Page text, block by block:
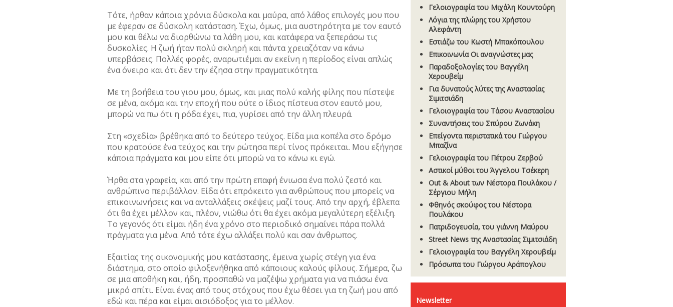
Τότε, ήρθαν κάποια χρόνια δύσκολα και μαύρα, από λάθος επιλογές μου που
με έφεραν σε δύσκολη κατάσταση. Έχω, όμως, μια αυστηρότητα με τον εαυτό
μου και θέλω να διορθώνω τα λάθη μου, και κατάφερα να ξεπεράσω τις
δυσκολίες. Η ζωή ήταν πολύ σκληρή και πάντα χρειαζόταν να κάνω
υπερβάσεις. Πολλές φορές, αναρωτιέμαι αν εκείνη η περίοδος είναι απλώς
ένα όνειρο και ότι δεν την έζησα στην πραγματικότητα.
Με τη βοήθεια του γιου μου, όμως, και μιας πολύ καλής φίλης που πίστεψε
σε μένα, ακόμα και την εποχή που ούτε ο ίδιος πίστευα στον εαυτό μου,
μπορώ να πω ότι η ρόδα έχει, πια, γυρίσει από την άλλη πλευρά.
Στη «σχεδία» βρέθηκα από το δεύτερο τεύχος. Είδα μια κοπέλα στο δρόμο
που κρατούσε ένα τεύχος και την ρώτησα περί τίνος πρόκειται. Μου εξήγησε
κάποια πράγματα και μου είπε ότι μπορώ να το κάνω κι εγώ.
Ήρθα στα γραφεία, και από την πρώτη επαφή ένιωσα ένα πολύ ζεστό και
ανθρώπινο περιβάλλον. Είδα ότι επρόκειτο για ανθρώπους που μπορείς να
επικοινωνήσεις και να ανταλλάξεις σκέψεις μαζί τους. Από την αρχή, έβλεπα
ότι θα έχει μέλλον και, πλέον, νιώθω ότι θα έχει ακόμα μεγαλύτερη εξέλιξη.
Το γεγονός ότι είμαι ήδη ένα χρόνο στο περιοδικό σημαίνει πάρα πολλά
πράγματα για μένα. Από τότε έχω αλλάξει πολύ και σαν άνθρωπος.
Εξαιτίας της οικονομικής μου κατάστασης, έμεινα χωρίς στέγη για ένα
διάστημα, στο οποίο φιλοξενήθηκα από κάποιους καλούς φίλους. Σήμερα, ζω
σε μια αποθήκη και, ήδη, προσπαθώ να μαζέψω χρήματα για να πιάσω ένα
μικρό σπίτι. Είναι ένας από τους στόχους που έχω θέσει για τη ζωή μου από
εδώ και πέρα και είμαι αισιόδοξος για το μέλλον.
Γελοιογραφία του Μιχάλη Κουντούρη
Λόγια της πλώρης του Χρήστου
Αλεφάντη
Εστιάζω του Κωστή Μπακόπουλου
Επικοινωνία Οι αναγνώστες µας
Παραδοξολογίες του Βαγγέλη
Χερουβείµ
Για δυνατούς λύτες της Αναστασίας
Σιµιτσιάδη
Γελοιογραφία του Τάσου Αναστασίου
Συναντήσεις του Σπύρου Ζωνάκη
Επείγοντα περιστατικά του Γιώργου
Μπαζίνα
Γελοιογραφία του Πέτρου Ζερβού
Aστικοί µύθοι του Άγγελου Τσέκερη
Out & About των Νέστορα Πουλάκου /
Σέργιου Μήλη
Φθηνός σκούφος του Νέστορα
Πουλάκου
Πατριδογευσία, του γιάννη Μαύρου
Street News της Αναστασίας Σιµιτσιάδη
Γελοιογραφία του Βαγγέλη Χερουβείµ
Πρόσωπα του Γιώργου Αράπογλου
Newsletter